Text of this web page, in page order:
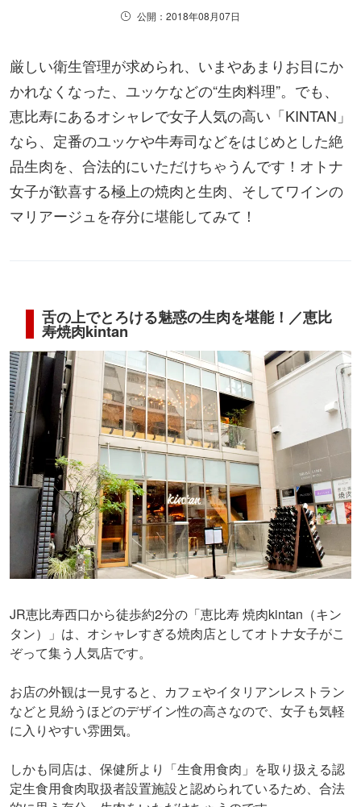
公開：2018年08月07日
厳しい衛生管理が求められ、いまやあまりお目にか
かれなくなった、ユッケなどの“生肉料理”。でも、
恵比寿にあるオシャレで女子人気の高い「KINTAN」
なら、定番のユッケや牛寿司などをはじめとした絶
品生肉を、合法的にいただけちゃうんです！オトナ
女子が歓喜する極上の焼肉と生肉、そしてワインの
マリアージュを存分に堪能してみて！
舌の上でとろける魅惑の生肉を堪能！／恵比
寿焼肉kintan
JR恵比寿西口から徒歩約2分の「恵比寿 焼肉kintan（キン
タン）」は、オシャレすぎる焼肉店としてオトナ女子がこ
ぞって集う人気店です。
お店の外観は一見すると、カフェやイタリアンレストラン
などと見紛うほどのデザイン性の高さなので、女子も気軽
に入りやすい雰囲気。
しかも同店は、保健所より「生食用食肉」を取り扱える認
定生食用食肉取扱者設置施設と認められているため、合法